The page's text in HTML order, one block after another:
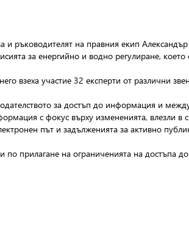
ръководителят на правния екип
за енергийно и водно регулиране,
взеха участие 32 експерти от различни
за достъп до информация и
с фокус върху измененията, влезли
път и задълженията за активно
по прилагане на ограниченията на достъпа